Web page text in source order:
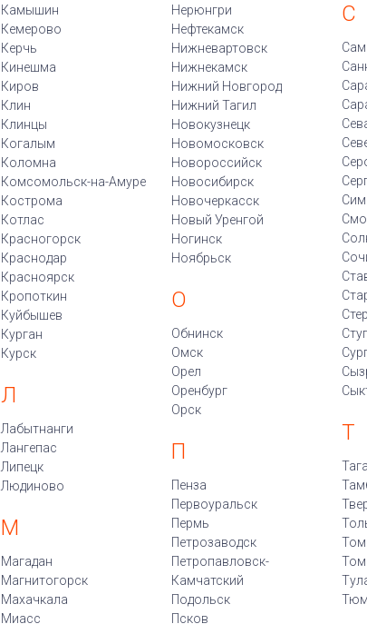
Камышин
Кемерово
Керчь
Кинешма
Киров
Клин
Клинцы
Когалым
Коломна
Комсомольск-на-Амуре
Кострома
Котлас
Красногорск
Краснодар
Красноярск
Кропоткин
Куйбышев
Курган
Курск
Л
Лабытнанги
Лангепас
Липецк
Людиново
М
Магадан
Магнитогорск
Махачкала
Миасс
Нерюнгри
Нефтекамск
Нижневартовск
Нижнекамск
Нижний Новгород
Нижний Тагил
Новокузнецк
Новомосковск
Новороссийск
Новосибирск
Новочеркасск
Новый Уренгой
Ногинск
Ноябрьск
О
Обнинск
Омск
Орел
Оренбург
Орск
П
Пенза
Первоуральск
Пермь
Петрозаводск
Петропавловск-
Камчатский
Подольск
Псков
С
Т